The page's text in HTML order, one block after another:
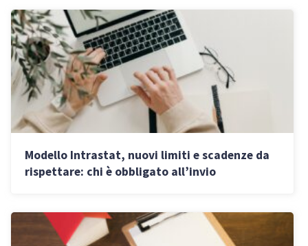
Modello Intrastat, nuovi limiti e scadenze da
rispettare: chi è obbligato all’invio